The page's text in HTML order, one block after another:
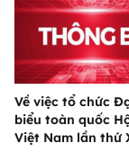
Về việc tổ chức
biểu toàn quốc
Việt Nam lần thứ